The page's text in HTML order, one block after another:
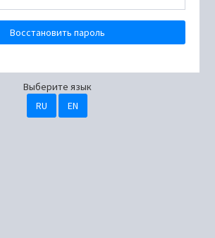
Восстановить пароль
Выберите язык